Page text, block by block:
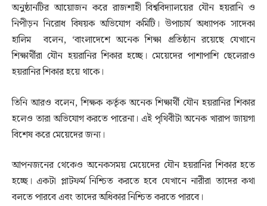
অনুষ্ঠানটির আয়োজন করে রাজশাহী বিশ্ববিদ্যালয়ের যৌন হয়রানি ও
নিপীড়ন নিরোধ বিষয়ক অভিযোগ কমিটি। উপাচার্য অধ্যাপক সাদেকা
হালিম বলেন, ‘বাংলাদেশে অনেক শিক্ষা প্রতিষ্ঠান রয়েছে যেখানে
শিক্ষার্থীরা যৌন হয়রানির শিকার হচ্ছে। মেয়েদের পাশাপাশি ছেলেরাও
হয়রানির শিকার হয়ে থাকে।
তিনি আরও বলেন, শিক্ষক কর্তৃক অনেক শিক্ষার্থী যৌন হয়রানির শিকার
হলেও তারা অভিযোগ করতে পারেনা। এই পৃথিবীটা অনেক খারাপ জায়গা
বিশেষ করে মেয়েদের জন্য।
আপনজনের থেকেও অনেকসময় মেয়েদের যৌন হয়রানির শিকার হতে
হচ্ছে। একটা প্লাটফর্ম নিশ্চিত করতে হবে যেখানে নারীরা তাদের কথা
বলতে পারবে এবং তাদের অধিকার নিশ্চিত করতে পারবে।